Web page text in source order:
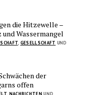
die Hitzewelle –
Wassermangel
GESELLSCHAFT UND
der
offen